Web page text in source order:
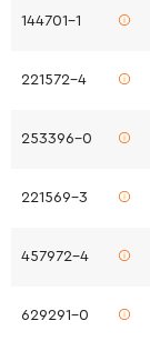
144701-1
221572-4
253396-0
221569-3
457972-4
629291-0